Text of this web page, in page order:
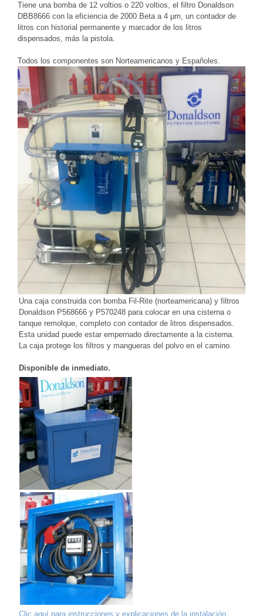
Tiene una bomba de 12 voltios o 220 voltios, el filtro Donaldson
DBB8666 con la eficiencia de 2000 Beta a 4 µm, un contador de
litros con historial permanente y marcador de los litros
dispensados, más la pistola.
Todos los componentes son Norteamericanos y Españoles.
Una caja construida con bomba Fil-Rite (norteamericana) y filtros
Donaldson P568666 y P570248 para colocar en una cisterna o
tanque remolque, completo con contador de litros dispensados.
Esta unidad puede estar empernado directamente a la cisterna.
La caja protege los filtros y mangueras del polvo en el camino.
Disponible de inmediato.
Clic aquí para instrucciones y explicaciones de la instalación